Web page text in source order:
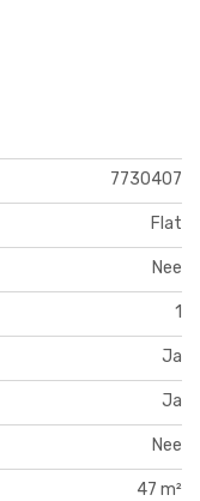
7730407
Flat
Nee
1
Ja
Ja
Nee
47 m²